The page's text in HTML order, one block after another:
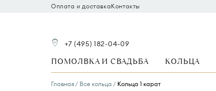
Оплата и доставкаКонтакты
+7 (495) 182-04-09
ПОМОЛВКА И СВАДЬБА КОЛЬЦА
Главная Все кольца Кольца 1 карат